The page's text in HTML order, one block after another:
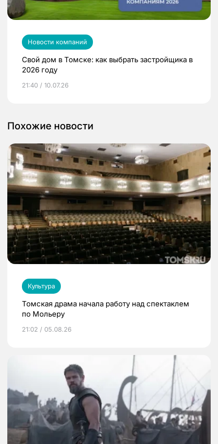
Новости компаний
Свой дом в Томске: как выбрать застройщика в
2026 году
21:40 / 10.07.26
Похожие новости
Культура
Томская драма начала работу над спектаклем
по Мольеру
21:02 / 05.08.26